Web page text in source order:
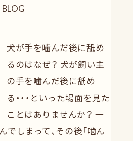
BLOG
犬が手を噛んだ後に舐め
るのはなぜ？ 犬が飼い主
の手を噛んだ後に舐め
る・・・といった場面を見た
ことはありませんか？ 一
でしまって、その後「噛ん